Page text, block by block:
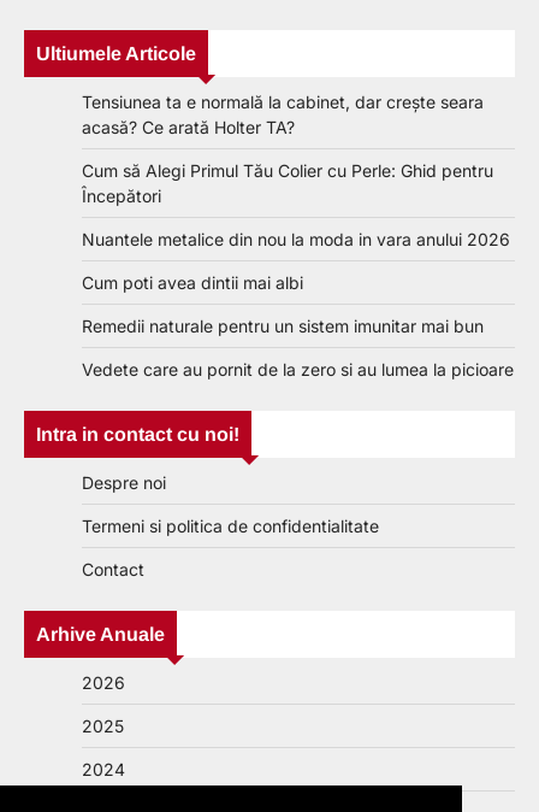
Ultiumele Articole
Tensiunea ta e normală la cabinet, dar crește seara
acasă? Ce arată Holter TA?
Cum să Alegi Primul Tău Colier cu Perle: Ghid pentru
Începători
Nuantele metalice din nou la moda in vara anului 2026
Cum poti avea dintii mai albi
Remedii naturale pentru un sistem imunitar mai bun
Vedete care au pornit de la zero si au lumea la picioare
Intra in contact cu noi!
Despre noi
Termeni si politica de confidentialitate
Contact
Arhive Anuale
2026
2025
2024